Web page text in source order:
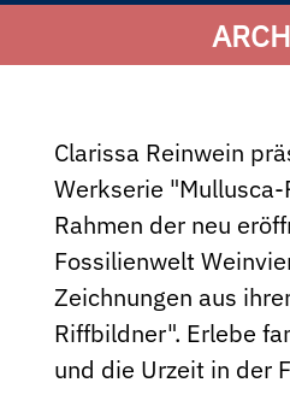
Clarissa Reinwein
Werkserie
Rahmen der neu
Fossilienwelt
Zeichnungen aus
Riffbildner". Erlebe
und die Urzeit in der